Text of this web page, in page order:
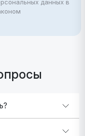
данных в